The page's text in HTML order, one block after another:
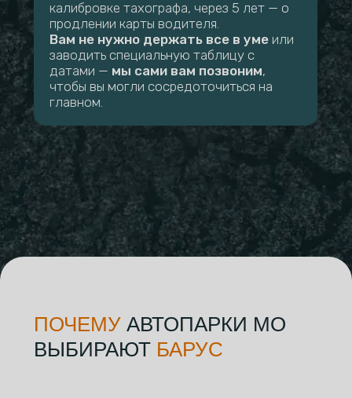
калибровке тахографа, через 5 лет — о
продлении карты водителя.
Вам не нужно держать все в уме или
заводить специальную таблицу с
датами — мы сами вам позвоним,
чтобы вы могли сосредоточиться на
главном.
ПОЧЕМУ АВТОПАРКИ МО
ВЫБИРАЮТ БАРУС